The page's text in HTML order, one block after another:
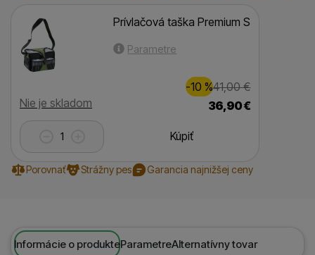
Dostupnosť
Nie je skladom
Prívlačová taška Premium S
Parametre
Pôvodná
41,00€
Zľava
4,00€
(
-10 %
)
36,90€
Kúpiť
Porovnať Strážny pes Garancia najnižšej ceny
Informácie o produkteParametreAlternatívny tovar